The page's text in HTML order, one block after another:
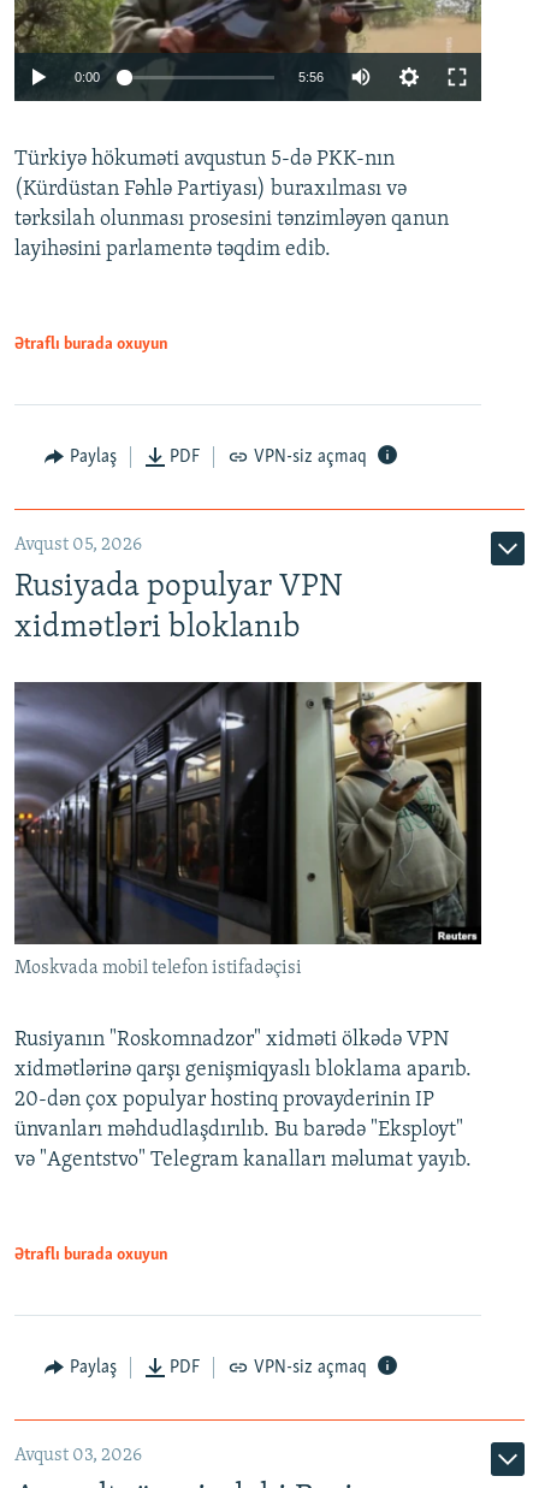
Auto 240p 360p 480p
720p 1080p
0:00 5:56
360p
480p
Türkiyə hökuməti avqustun 5-də PKK-nın
(Kürdüstan Fəhlə Partiyası) buraxılması və
tərksilah olunması prosesini tənzimləyən qanun
layihəsini parlamentə təqdim edib.
Ətraflı burada oxuyun
Paylaş PDF VPN-siz açmaq
Avqust 05, 2026
Rusiyada populyar VPN
xidmətləri bloklanıb
Moskvada mobil telefon istifadəçisi
Rusiyanın "Roskomnadzor" xidməti ölkədə VPN
xidmətlərinə qarşı genişmiqyaslı bloklama aparıb.
20-dən çox populyar hostinq provayderinin IP
ünvanları məhdudlaşdırılıb. Bu barədə "Eksployt"
və "Agentstvo" Telegram kanalları məlumat yayıb.
Ətraflı burada oxuyun
Paylaş PDF VPN-siz açmaq
Avqust 03, 2026